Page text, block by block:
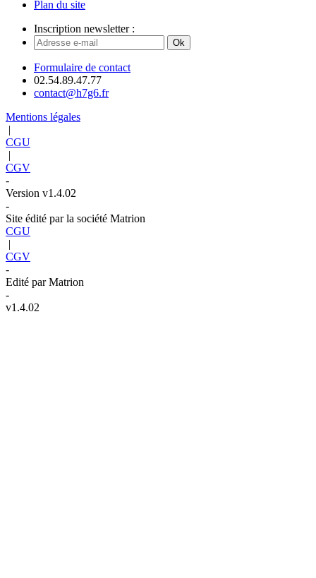
Plan du site
Inscription newsletter :
Ok
Formulaire de contact
02.54.89.47.77
contact@h7g6.fr
Mentions légales
|
CGU
|
CGV
-
Version v1.4.02
-
Site édité par la société Matrion
CGU
|
CGV
-
Edité par Matrion
-
v1.4.02